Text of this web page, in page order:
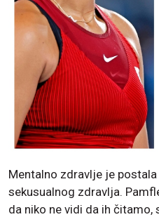
Mentalno zdravlje je
sekusualnog zdravlja.
da niko ne vidi da ih čitamo,